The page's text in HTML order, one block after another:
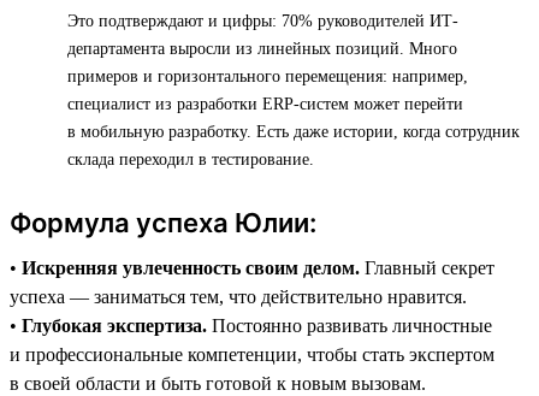
Это подтверждают и цифры: 70% руководителей ИТ-
департамента выросли из линейных позиций. Много
примеров и горизонтального перемещения: например,
специалист из разработки ERP-систем может перейти
в мобильную разработку. Есть даже истории, когда сотрудник
склада переходил в тестирование.
Формула успеха Юлии:
• Искренняя увлеченность своим делом. Главный секрет
успеха — заниматься тем, что действительно нравится.
• Глубокая экспертиза. Постоянно развивать личностные
и профессиональные компетенции, чтобы стать экспертом
в своей области и быть готовой к новым вызовам.